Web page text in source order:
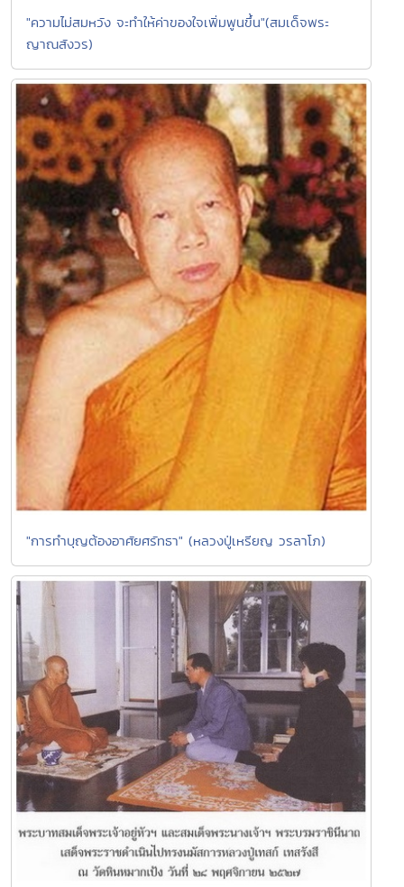
"ความไม่สมหวัง จะทำให้ค่าของใจเพิ่มพูนขึ้น"(สมเด็จพระ
ญาณสังวร)
"การทำบุญต้องอาศัยศรัทธา" (หลวงปู่เหรียญ วรลาโภ)